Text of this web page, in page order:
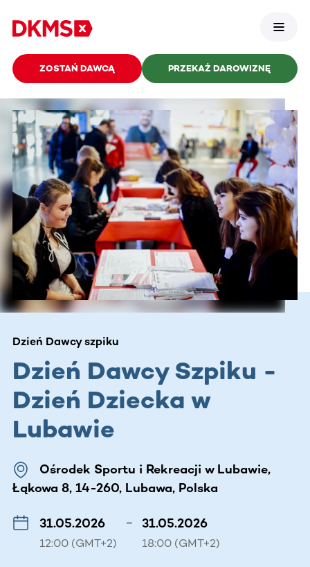
ZOSTAŃ DAWCĄ PRZEKAŻ DAROWIZNĘ
Dzień Dawcy szpiku
Dzień Dawcy Szpiku -
Dzień Dziecka w
Lubawie
Ośrodek Sportu i Rekreacji w Lubawie,
Łąkowa 8, 14-260, Lubawa, Polska
31.05.2026
12:00 (GMT+2)
– 31.05.2026
18:00 (GMT+2)